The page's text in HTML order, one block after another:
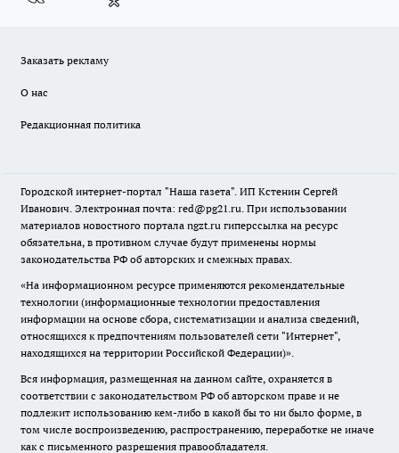
Заказать рекламу
О нас
Редакционная политика
Городской интернет-портал "Наша газета". ИП Кстенин Сергей
Иванович. Электронная почта: red@pg21.ru. При использовании
материалов новостного портала ngzt.ru гиперссылка на ресурс
обязательна, в противном случае будут применены нормы
законодательства РФ об авторских и смежных правах.
«На информационном ресурсе применяются рекомендательные
технологии (информационные технологии предоставления
информации на основе сбора, систематизации и анализа сведений,
относящихся к предпочтениям пользователей сети "Интернет",
находящихся на территории Российской Федерации)».
Вся информация, размещенная на данном сайте, охраняется в
соответствии с законодательством РФ об авторском праве и не
подлежит использованию кем-либо в какой бы то ни было форме, в
том числе воспроизведению, распространению, переработке не иначе
как с письменного разрешения правообладателя.